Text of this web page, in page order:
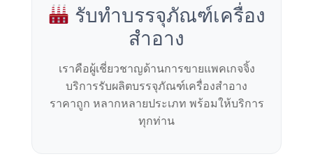
รับทำบรรจุภัณฑ์เครื่อง
สำอาง
เราคือผู้เชี่ยวชาญด้านการขายแพคเกจจิ้ง
บริการรับผลิตบรรจุภัณฑ์เครื่องสำอาง
ราคาถูก หลากหลายประเภท พร้อมให้บริการ
ทุกท่าน